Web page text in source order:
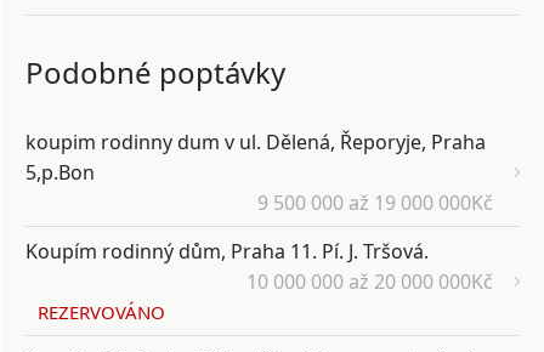
Podobné poptávky
koupim rodinny dum v ul. Dělená, Řeporyje, Praha
5,p.Bon
9 500 000 až 19 000 000Kč
Koupím rodinný dům, Praha 11. Pí. J. Tršová.
10 000 000 až 20 000 000Kč
REZERVOVÁNO